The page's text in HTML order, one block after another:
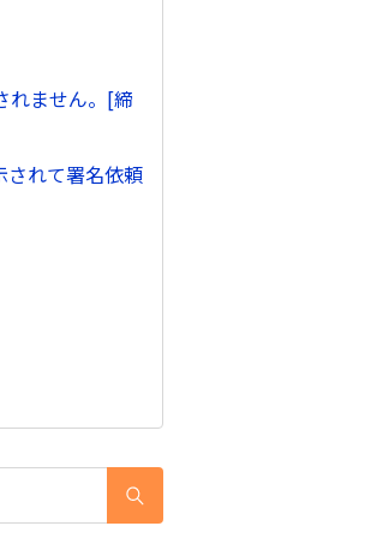
れません。[締
されて署名依頼